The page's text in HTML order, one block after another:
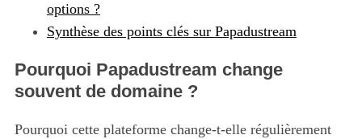
options ?
Synthèse des points clés sur Papadustream
Pourquoi Papadustream change
souvent de domaine ?
Pourquoi cette plateforme change-t-elle régulièrement